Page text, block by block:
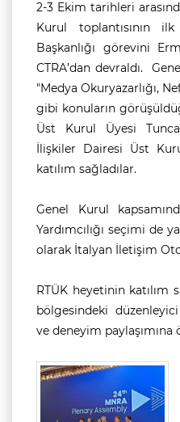
2-3 Ekim tarihleri
Kurul toplantısının
Başkanlığı görevini
CTRA’dan devraldı.
"Medya Okuryazarlığı,
gibi konuların
Üst Kurul Üyesi
İlişkiler Dairesi Üst
katılım sağladılar.
Genel Kurul
Yardımcılığı seçimi de
olarak İtalyan İletişim
RTÜK heyetinin katılım
bölgesindeki
ve deneyim